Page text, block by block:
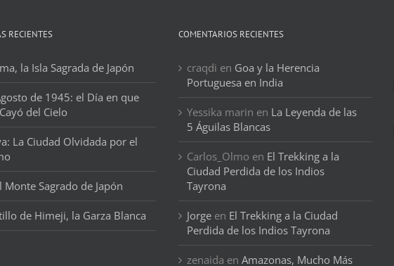
RECIENTES
la Isla Sagrada de Japón
de 1945: el Día en que
del Cielo
La Ciudad Olvidada por el
Monte Sagrado de Japón
de Himeji, la Garza Blanca
COMENTARIOS RECIENTES
craqdi en Goa y la Herencia
Portuguesa en India
Yessika marin en La Leyenda de las
5 Águilas Blancas
Carlos_Olmo en El Trekking a la
Ciudad Perdida de los Indios
Tayrona
Jorge en El Trekking a la Ciudad
Perdida de los Indios Tayrona
zenaida en Amazonas, Mucho Más